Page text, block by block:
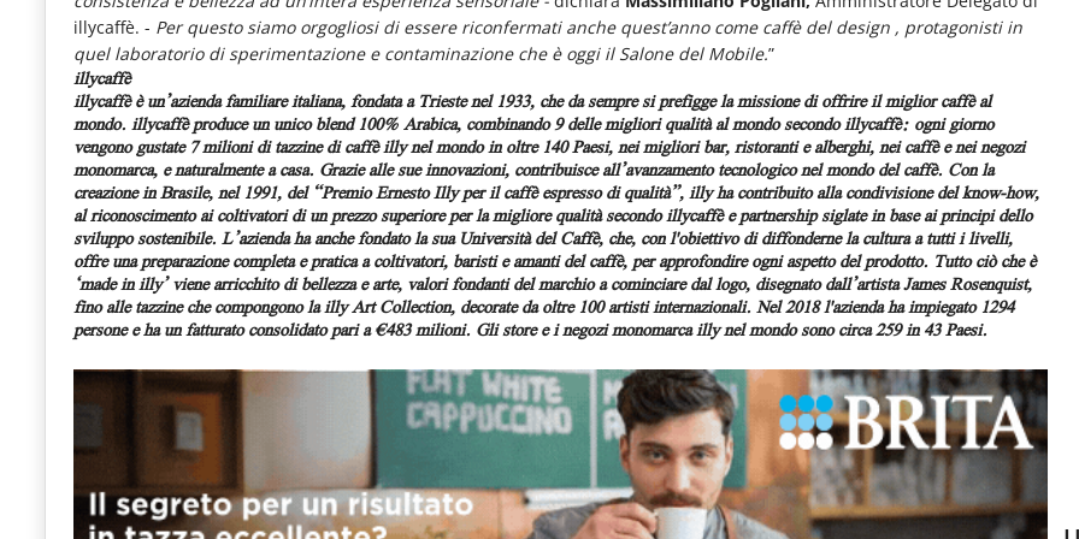
le
novità
del
comparto
Horeca.
illycaffè. - Per questo siamo orgogliosi di essere riconfermati anche quest’anno come caffè del design , protagonisti in
quel laboratorio di sperimentazione e contaminazione che è oggi il Salone del Mobile.”
illycaffè
illycaffè è un’azienda familiare italiana, fondata a Trieste nel 1933, che da sempre si prefigge la missione di offrire il miglior caffè al
mondo. illycaffè produce un unico blend 100% Arabica, combinando 9 delle migliori qualità al mondo secondo illycaffè: ogni giorno
vengono gustate 7 milioni di tazzine di caffè illy nel mondo in oltre 140 Paesi, nei migliori bar, ristoranti e alberghi, nei caffè e nei negozi
monomarca, e naturalmente a casa. Grazie alle sue innovazioni, contribuisce all’avanzamento tecnologico nel mondo del caffè. Con la
creazione in Brasile, nel 1991, del “Premio Ernesto Illy per il caffè espresso di qualità”, illy ha contribuito alla condivisione del know-how,
al riconoscimento ai coltivatori di un prezzo superiore per la migliore qualità secondo illycaffè e partnership siglate in base ai principi dello
sviluppo sostenibile. L’azienda ha anche fondato la sua Università del Caffè, che, con l'obiettivo di diffonderne la cultura a tutti i livelli,
offre una preparazione completa e pratica a coltivatori, baristi e amanti del caffè, per approfondire ogni aspetto del prodotto. Tutto ciò che è
‘made in illy’ viene arricchito di bellezza e arte, valori fondanti del marchio a cominciare dal logo, disegnato dall’artista James Rosenquist,
fino alle tazzine che compongono la illy Art Collection, decorate da oltre 100 artisti internazionali. Nel 2018 l'azienda ha impiegato 1294
persone e ha un fatturato consolidato pari a €483 milioni. Gli store e i negozi monomarca illy nel mondo sono circa 259 in 43 Paesi.